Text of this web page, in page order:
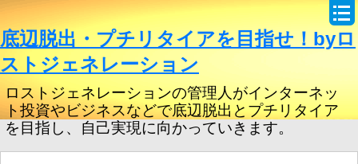
底辺脱出・プチリタイアを目指せ！byロ
ストジェネレーション
ロストジェネレーションの管理人がインターネッ
ト投資やビジネスなどで底辺脱出とプチリタイア
を目指し、自己実現に向かっていきます。